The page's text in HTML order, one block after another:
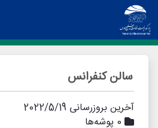
سالن کنفرانس
آخرین بروزرسانی 2022/5/19
0 پوشه‌ها